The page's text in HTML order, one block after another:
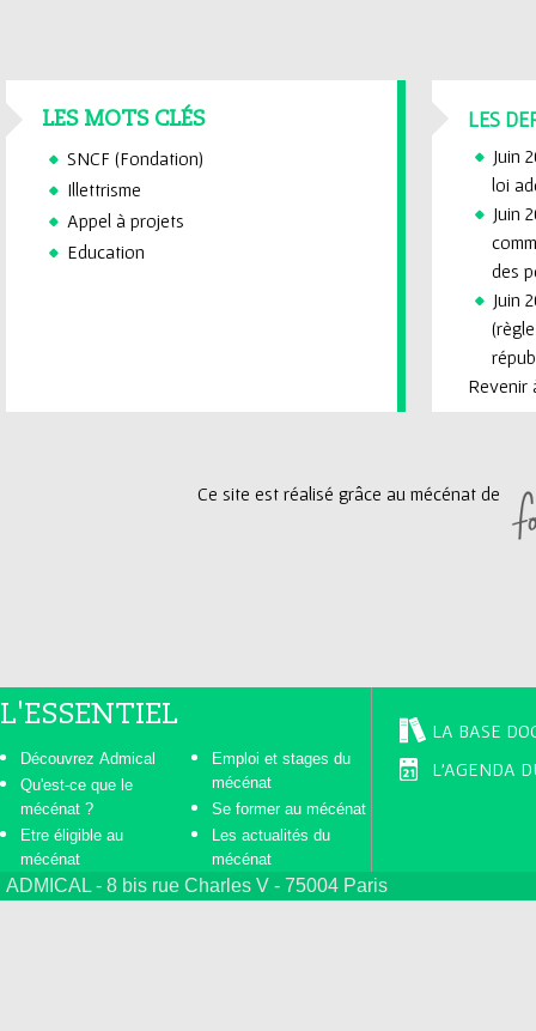
LES MOTS CLÉS
SNCF (Fondation)
Illettrisme
Appel à projets
Education
LES
Juin
loi
Juin
des
Juin
Revenir
Ce site est réalisé grâce au mécénat de
L'ESSENTIEL
Découvrez Admical
Qu'est-ce que le
mécénat ?
Etre éligible au
mécénat
Emploi et stages du
mécénat
Se former au mécénat
Les actualités du
mécénat
LA BASE
L'AGENDA
ADMICAL - 8 bis rue Charles V - 75004 Paris